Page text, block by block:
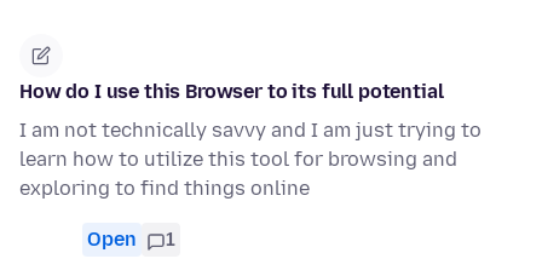
How do I use this Browser to its full potential
I am not technically savvy and I am just trying to
learn how to utilize this tool for browsing and
exploring to find things online
Open 1